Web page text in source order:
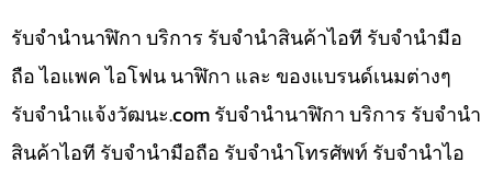
รับจำนำนาฬิกา บริการ รับจำนำสินค้าไอที รับจำนำมือ
ถือ ไอแพค ไอโฟน นาฬิกา และ ของแบรนด์เนมต่างๆ
รับจํานําแจ้งวัฒนะ.com รับจำนำนาฬิกา บริการ รับจำนำ
สินค้าไอที รับจำนำมือถือ รับจำนำโทรศัพท์ รับจำนำไอ